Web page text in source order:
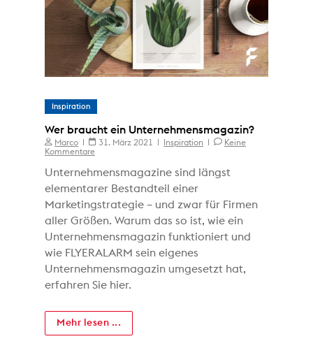
Inspiration
Wer braucht ein Unternehmensmagazin?
Marco 31. März 2021 Inspiration
Keine
Kommentare
Unternehmensmagazine sind längst
elementarer Bestandteil einer
Marketingstrategie – und zwar für Firmen
aller Größen. Warum das so ist, wie ein
Unternehmensmagazin funktioniert und
wie FLYERALARM sein eigenes
Unternehmensmagazin umgesetzt hat,
erfahren Sie hier.
Mehr lesen ...